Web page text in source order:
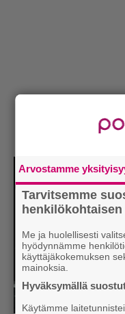
Arvostamme
Tarvitsemme
Me ja huolellisesti
hyödynnämme
käyttäjäkokemuksen
mainoksia.
Hyväksymällä
Käytämme